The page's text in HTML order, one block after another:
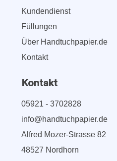
Kundendienst
Füllungen
Über Handtuchpapier.de
Kontakt
Kontakt
05921 - 3702828
info@handtuchpapier.de
Alfred Mozer-Strasse 82
48527 Nordhorn